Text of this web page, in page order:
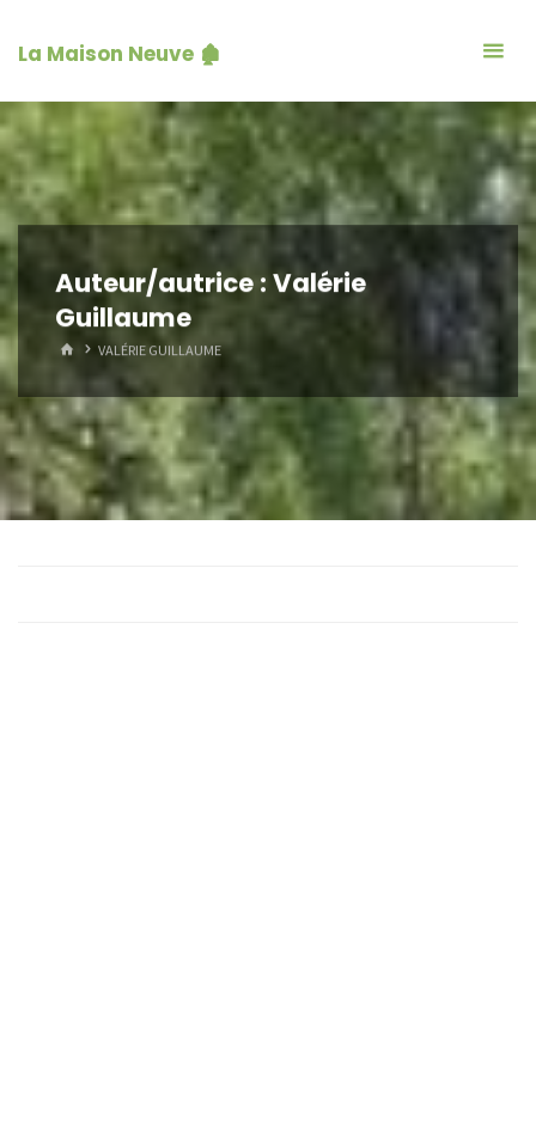
La Maison Neuve 🏚️
Auteur/autrice : Valérie
Guillaume
HOMEVALÉRIE GUILLAUME